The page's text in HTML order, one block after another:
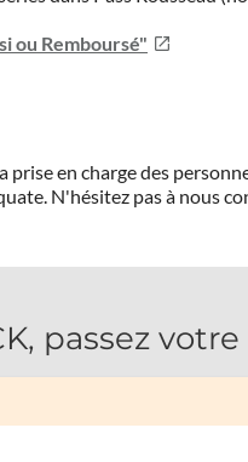
ou Remboursé"
prise en charge des
N'hésitez pas à nous
passez